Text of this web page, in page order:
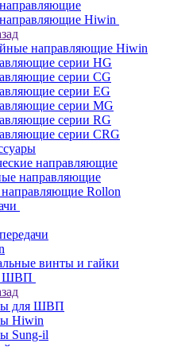
Hiwin
направляющие Hiwin
серии HG
серии CG
серии EG
серии MG
серии RG
серии CRG
направляющие
направляющие
Rollon
винты и гайки
ШВП
для ШВП
Hiwin
Sung-il